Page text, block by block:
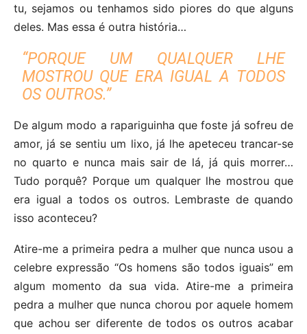
tu, sejamos ou tenhamos sido piores do que alguns
deles. Mas essa é outra história…
“PORQUE UM QUALQUER LHE
MOSTROU QUE ERA IGUAL A TODOS
OS OUTROS.”
De algum modo a rapariguinha que foste já sofreu de
amor, já se sentiu um lixo, já lhe apeteceu trancar-se
no quarto e nunca mais sair de lá, já quis morrer…
Tudo porquê? Porque um qualquer lhe mostrou que
era igual a todos os outros. Lembraste de quando
isso aconteceu?
Atire-me a primeira pedra a mulher que nunca usou a
celebre expressão “Os homens são todos iguais” em
algum momento da sua vida. Atire-me a primeira
pedra a mulher que nunca chorou por aquele homem
que achou ser diferente de todos os outros acabar